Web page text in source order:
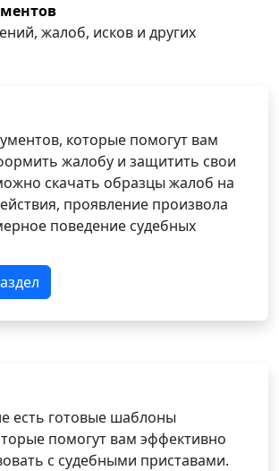
жалоб, исков и других
которые помогут вам
жалобу и защитить свои
скачать образцы жалоб на
проявление произвола
поведение судебных
есть готовые шаблоны
помогут вам эффективно
с судебными приставами.